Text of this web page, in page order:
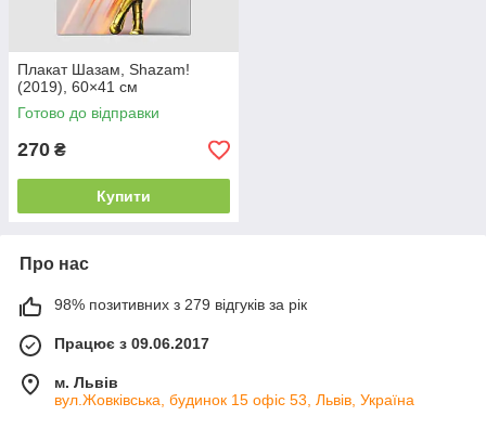
Плакат Шазам, Shazam!
(2019), 60×41 см
Готово до відправки
270 ₴
Купити
Про нас
98% позитивних з 279 відгуків за рік
Працює з 09.06.2017
м. Львів
вул.Жовківська, будинок 15 офіс 53, Львів, Україна